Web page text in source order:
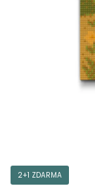
2+1 ZDARMA